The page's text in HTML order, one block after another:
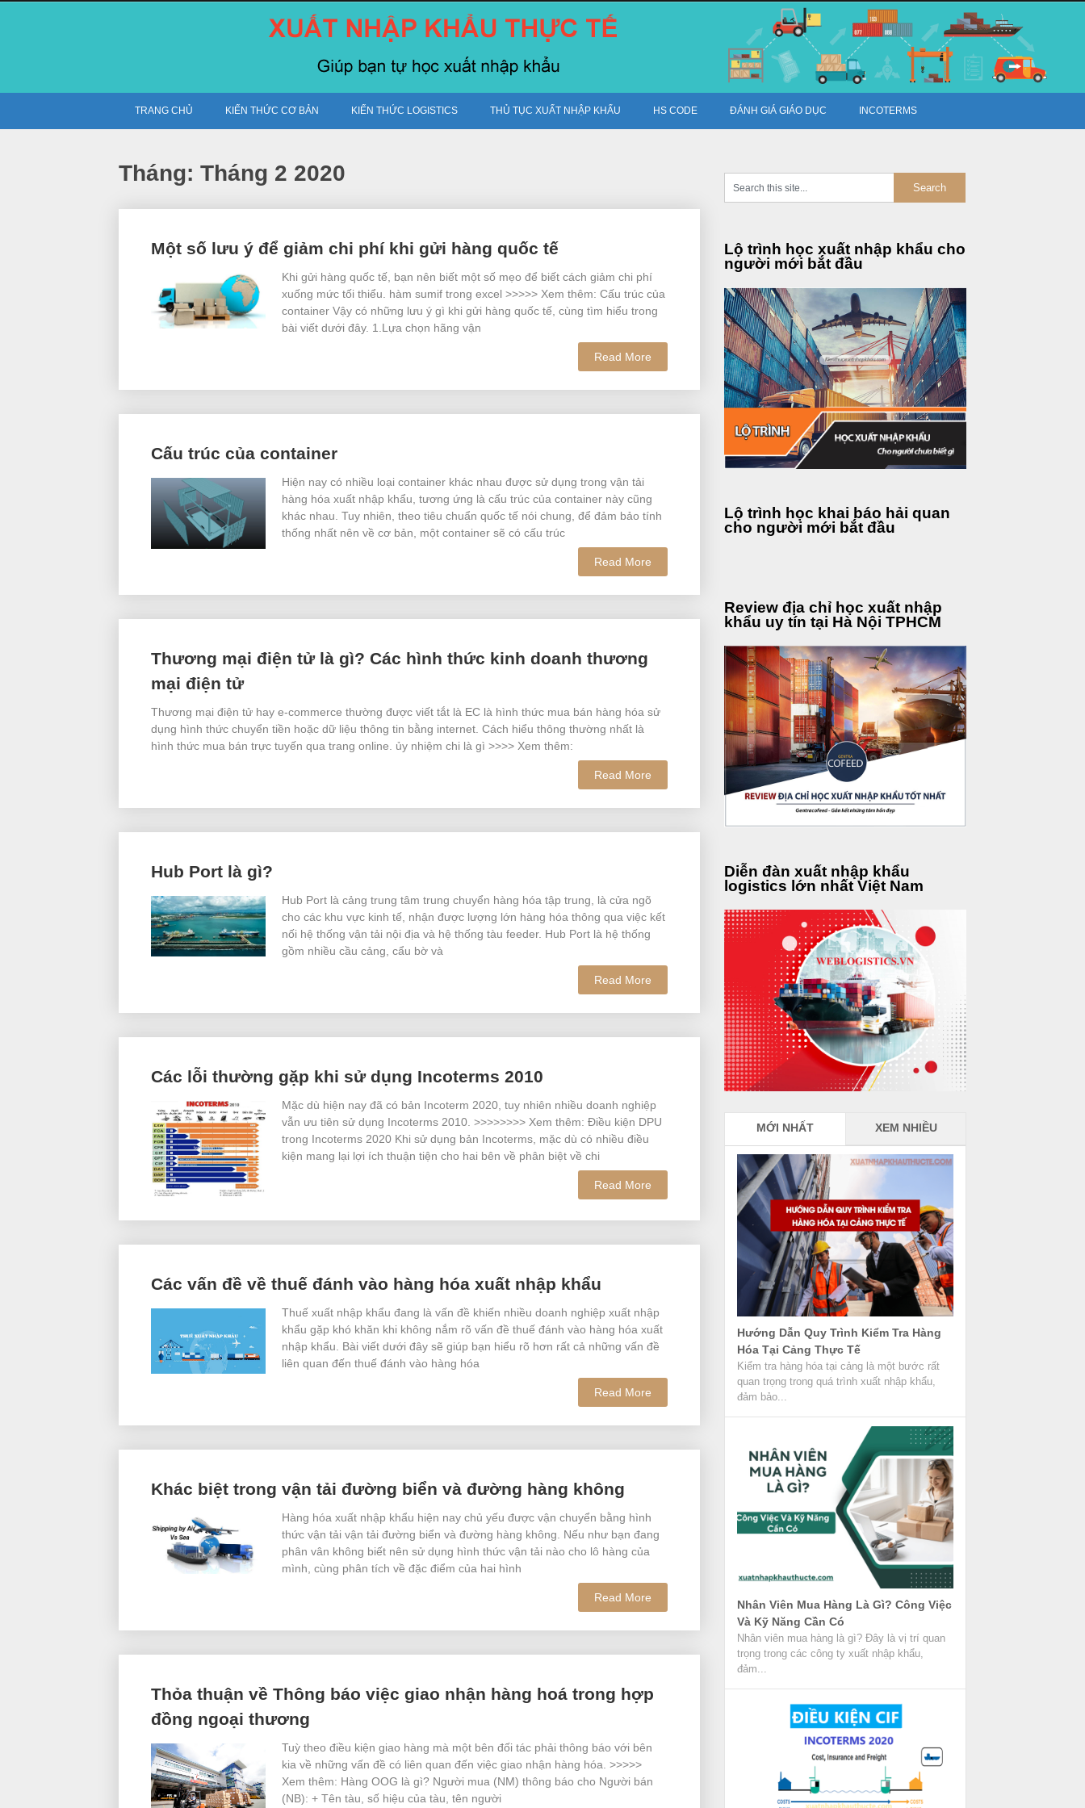
TRANG CHỦ KIẾN THỨC CƠ BẢN KIẾN THỨC LOGISTICS THỦ TỤC XUẤT NHẬP KHẨU HS CODE ĐÁNH GIÁ GIÁO DỤC INCOTERMS
Tháng: Tháng 2 2020
Một số lưu ý để giảm chi phí khi gửi hàng quốc tế
Khi gửi hàng quốc tế, bạn nên biết một số mẹo để biết cách giảm chi phí
xuống mức tối thiểu. hàm sumif trong excel >>>>> Xem thêm: Cấu trúc của
container Vậy có những lưu ý gì khi gửi hàng quốc tế, cùng tìm hiểu trong
bài viết dưới đây. 1.Lựa chọn hãng vận
Read More
Cấu trúc của container
Hiện nay có nhiều loại container khác nhau được sử dụng trong vận tải
hàng hóa xuất nhập khẩu, tương ứng là cấu trúc của container này cũng
khác nhau. Tuy nhiên, theo tiêu chuẩn quốc tế nói chung, để đảm bảo tính
thống nhất nên về cơ bản, một container sẽ có cấu trúc
Read More
Thương mại điện tử là gì? Các hình thức kinh doanh thương
mại điện tử
Thương mại điện tử hay e-commerce thường được viết tắt là EC là hình thức mua bán hàng hóa sử
dụng hình thức chuyển tiền hoặc dữ liệu thông tin bằng internet. Cách hiểu thông thường nhất là
hình thức mua bán trực tuyến qua trang online. ủy nhiệm chi là gì >>>> Xem thêm:
Read More
Hub Port là gì?
Hub Port là cảng trung tâm trung chuyển hàng hóa tập trung, là cửa ngõ
cho các khu vực kinh tế, nhận được lượng lớn hàng hóa thông qua việc kết
nối hệ thống vận tải nội địa và hệ thống tàu feeder. Hub Port là hệ thống
gồm nhiều cầu cảng, cẩu bờ và
Read More
Các lỗi thường gặp khi sử dụng Incoterms 2010
Mặc dù hiện nay đã có bản Incoterm 2020, tuy nhiên nhiều doanh nghiệp
vẫn ưu tiên sử dụng Incoterms 2010. >>>>>>>> Xem thêm: Điều kiện DPU
trong Incoterms 2020 Khi sử dụng bản Incoterms, mặc dù có nhiều điều
kiện mang lại lợi ích thuận tiện cho hai bên về phân biệt về chi
Read More
Các vấn đề về thuế đánh vào hàng hóa xuất nhập khẩu
Thuế xuất nhập khẩu đang là vấn đề khiến nhiều doanh nghiệp xuất nhập
khẩu gặp khó khăn khi không nắm rõ vấn đề thuế đánh vào hàng hóa xuất
nhập khẩu. Bài viết dưới đây sẽ giúp bạn hiểu rõ hơn rất cả những vấn đề
liên quan đến thuế đánh vào hàng hóa
Read More
Khác biệt trong vận tải đường biển và đường hàng không
Hàng hóa xuất nhập khẩu hiện nay chủ yếu được vận chuyển bằng hình
thức vận tải vận tải đường biển và đường hàng không. Nếu như bạn đang
phân vân không biết nên sử dụng hình thức vận tải nào cho lô hàng của
mình, cùng phân tích về đặc điểm của hai hình
Read More
Thỏa thuận về Thông báo việc giao nhận hàng hoá trong hợp
đồng ngoại thương
Tuỳ theo điều kiện giao hàng mà một bên đối tác phải thông báo với bên
kia về những vấn đề có liên quan đến việc giao nhận hàng hóa. >>>>>
Xem thêm: Hàng OOG là gì? Người mua (NM) thông báo cho Người bán
(NB): + Tên tàu, số hiệu của tàu, tên người
navigation
Lộ trình học xuất nhập khẩu cho
người mới bắt đầu
Lộ trình học khai báo hải quan
cho người mới bắt đầu
Review địa chỉ học xuất nhập
khẩu uy tín tại Hà Nội TPHCM
Diễn đàn xuất nhập khẩu
logistics lớn nhất Việt Nam
MỚI NHẤT XEM NHIỀU
Hướng Dẫn Quy Trình Kiểm Tra Hàng
Hóa Tại Cảng Thực Tế
Kiểm tra hàng hóa tại cảng là một bước rất
quan trọng trong quá trình xuất nhập khẩu,
đảm bảo...
Nhân Viên Mua Hàng Là Gì? Công Việc
Và Kỹ Năng Cần Có
Nhân viên mua hàng là gì? Đây là vị trí quan
trọng trong các công ty xuất nhập khẩu,
đảm...